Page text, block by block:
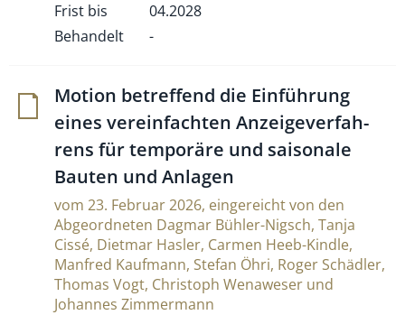
Frist bis
04.2028
Behandelt
-
Motion betref­fend die Ein­füh­rung
eines verein­fachten Anzei­ge­ver­fah­
rens für tem­po­räre und sai­so­nale
Bauten und Anlagen
vom 23. Februar 2026, eingereicht von den
Abgeordneten Dagmar Bühler-Nigsch, Tanja
Cissé, Dietmar Hasler, Carmen Heeb-Kindle,
Manfred Kaufmann, Stefan Öhri, Roger Schädler,
Thomas Vogt, Christoph Wenaweser und
Johannes Zimmermann